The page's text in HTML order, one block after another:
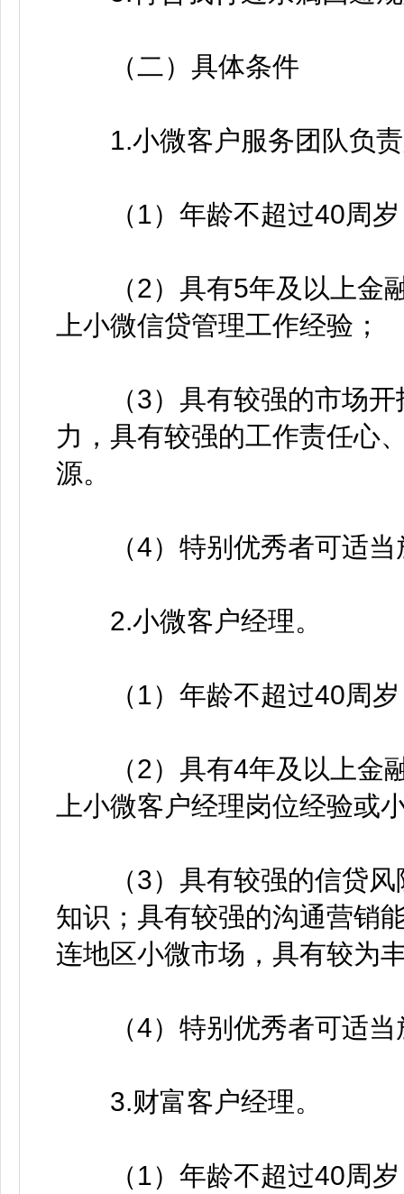
（二）具体条件
1.小微客户服务团队负责
（1）年龄不超过40周岁
（2）具有5年及以上金融
上小微信贷管理工作经验；
（3）具有较强的市场开
力，具有较强的工作责任心
源。
（4）特别优秀者可适当
2.小微客户经理。
（1）年龄不超过40周岁
（2）具有4年及以上金融
上小微客户经理岗位经验或
（3）具有较强的信贷风
知识；具有较强的沟通营销
连地区小微市场，具有较为
（4）特别优秀者可适当
3.财富客户经理。
（1）年龄不超过40周岁